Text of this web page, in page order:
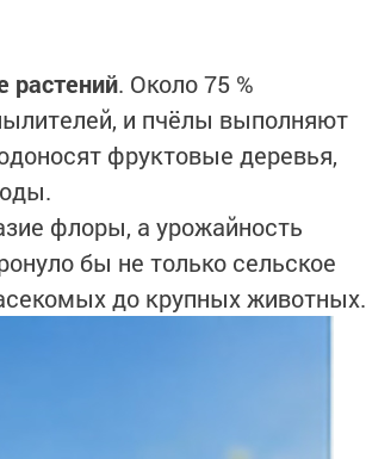
растений. Около 75 %
и пчёлы выполняют
фруктовые деревья,
флоры, а урожайность
бы не только сельское
до крупных животных.